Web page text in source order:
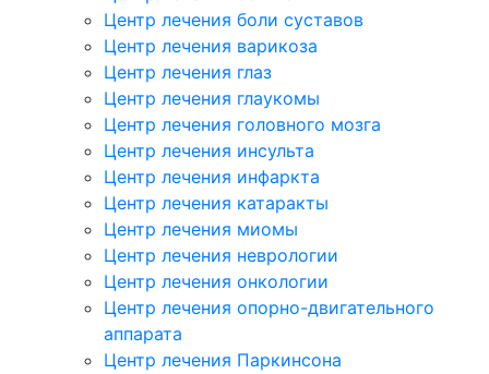
Центр лечения боли суставов
Центр лечения варикоза
Центр лечения глаз
Центр лечения глаукомы
Центр лечения головного мозга
Центр лечения инсульта
Центр лечения инфаркта
Центр лечения катаракты
Центр лечения миомы
Центр лечения неврологии
Центр лечения онкологии
Центр лечения опорно-двигательного
аппарата
Центр лечения Паркинсона